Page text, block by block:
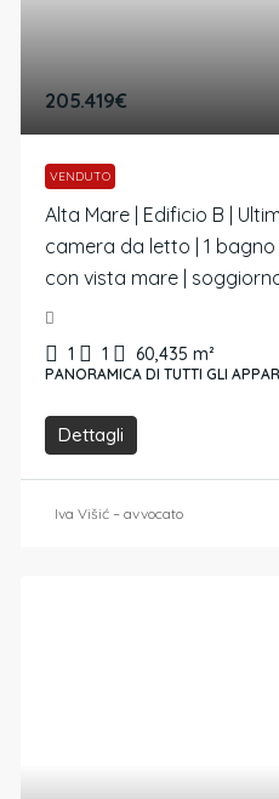
205.419€
VENDUTO
Alta Mare | Edificio B |
camera da letto | 1
con vista mare |
1 1 60,435 m²
PANORAMICA DI TUTTI GLI
Dettagli
Iva Višić – avvocato